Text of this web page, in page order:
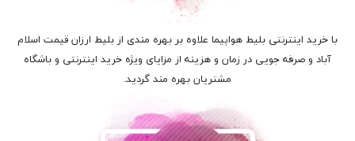
با خرید اینترنتی بلیط هواپیما علاوه بر بهره مندی از بلیط ارزان قیمت اسلام
آباد و صرفه جویی در زمان و هزینه از مزایای ویژه خرید اینترنتی و باشگاه
مشتریان بهره مند گردید.